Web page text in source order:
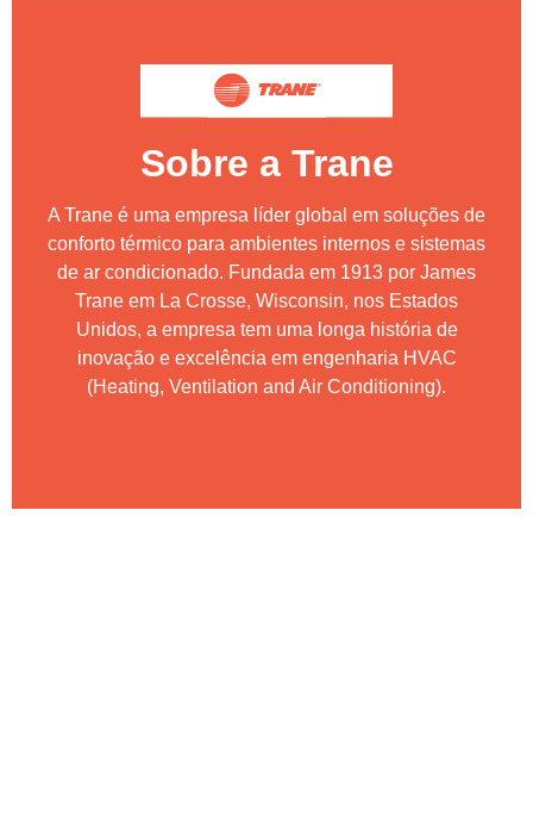
Sobre a Trane
A Trane é uma empresa líder global em soluções de
conforto térmico para ambientes internos e sistemas
de ar condicionado. Fundada em 1913 por James
Trane em La Crosse, Wisconsin, nos Estados
Unidos, a empresa tem uma longa história de
inovação e excelência em engenharia HVAC
(Heating, Ventilation and Air Conditioning).